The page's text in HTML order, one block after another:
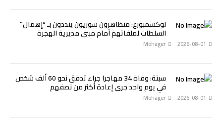
لوكسمبورغ: متظاهرون سوريون ينددون بـ “إهمال”
السلطات لملفاتهم أمام مبنى مديرية الهجرة
2026-08-01
Mohager
سبتة: وفاة 34 مهاجرا جراء تدفق نحو 60 ألف شخص
في يوم واحد جرى إعادة أكثر من نصفهم
2026-08-01
Mohager